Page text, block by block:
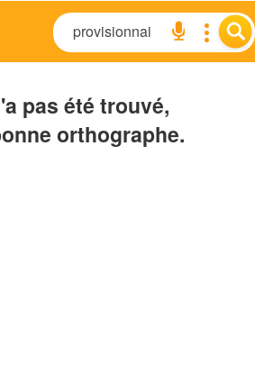
pas été trouvé,
orthographe.